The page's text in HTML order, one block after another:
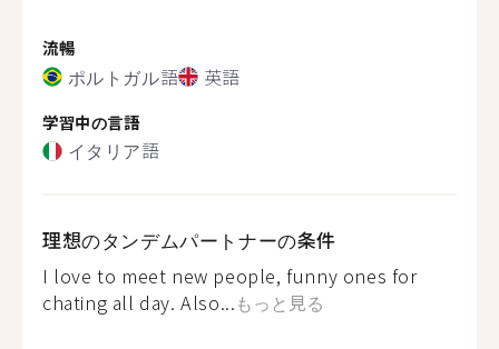
流暢
ポルトガル語 英語
学習中の言語
イタリア語
理想のタンデムパートナーの条件
I love to meet new people, funny ones for
chating all day. Also...もっと見る